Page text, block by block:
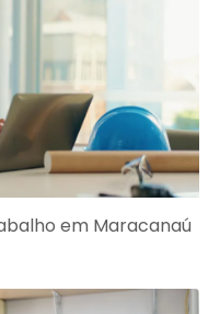
em Maracanaú